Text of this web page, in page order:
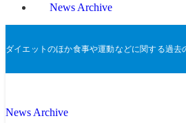
News Archive
ダイエットのほか食事や運動などに関する過
News Archive